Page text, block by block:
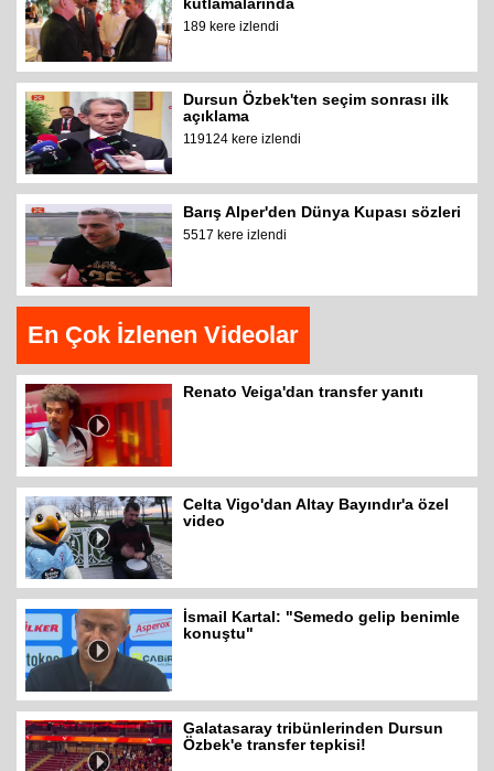
189 kere izlendi
Dursun Özbek'ten seçim sonrası ilk
açıklama
119124 kere izlendi
Barış Alper'den Dünya Kupası sözleri
5517 kere izlendi
En Çok İzlenen Videolar
Renato Veiga'dan transfer yanıtı
Celta Vigo'dan Altay Bayındır'a özel
video
İsmail Kartal: "Semedo gelip benimle
konuştu"
Galatasaray tribünlerinden Dursun
Özbek'e transfer tepkisi!